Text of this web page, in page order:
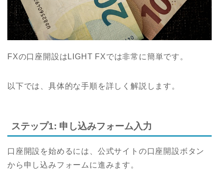
FXの口座開設はLIGHT FXでは非常に簡単です。
以下では、具体的な手順を詳しく解説します。
ステップ1: 申し込みフォーム入力
口座開設を始めるには、公式サイトの口座開設ボタン
から申し込みフォームに進みます。